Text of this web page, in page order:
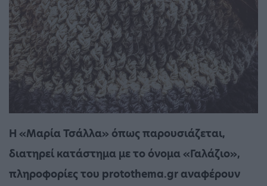
Η «Μαρία Τσάλλα» όπως παρουσιάζεται,
διατηρεί κατάστημα με το όνομα «Γαλάζιο»,
πληροφορίες του protothema.gr αναφέρουν